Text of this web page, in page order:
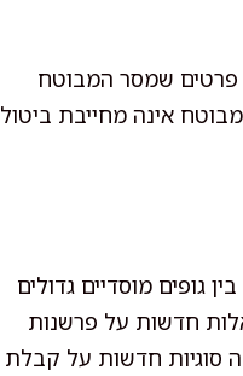
פרטים שמסר המבוטח
אינה מחייבת ביטול
גופים מוסדיים גדולים
חדשות על פרשנות
סוגיות חדשות על קבלת